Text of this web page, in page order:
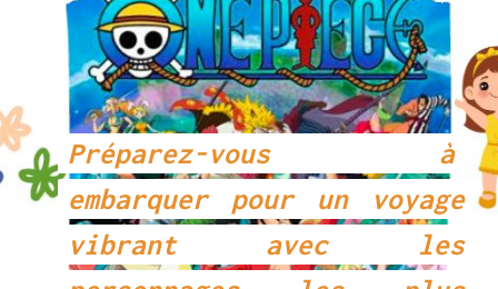
Préparez-vous à
embarquer pour un voyage
vibrant avec les
Préparez-vous à
embarquer pour un voyage
vibrant avec les